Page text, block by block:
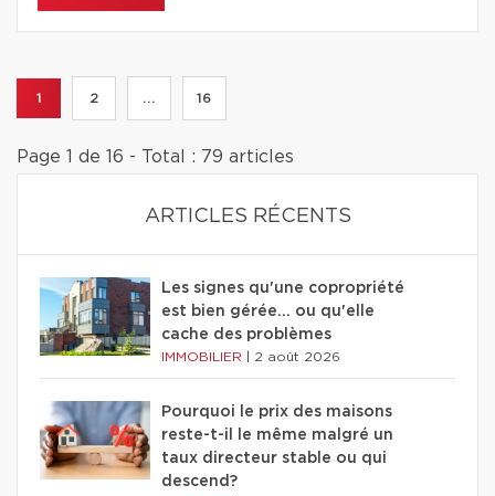
1 2 ... 16
Page 1 de 16 - Total : 79 articles
ARTICLES RÉCENTS
Les signes qu'une copropriété
est bien gérée… ou qu'elle
cache des problèmes
IMMOBILIER 2 août 2026
Pourquoi le prix des maisons
reste-t-il le même malgré un
taux directeur stable ou qui
descend?